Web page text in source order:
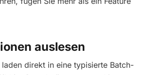
auslesen
direkt in eine typisierte Batch-